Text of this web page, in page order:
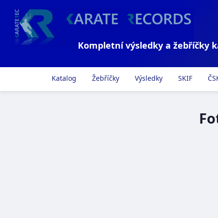
Kompletní výsledky a žebříčky
Katalog Žebříčky Výsledky SKIF